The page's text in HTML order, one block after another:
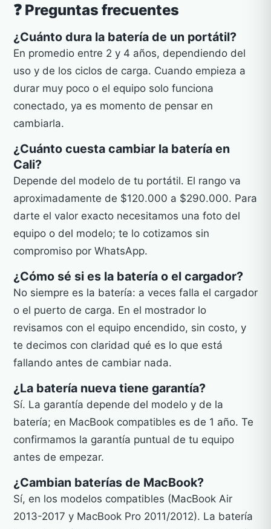
❓ Preguntas frecuentes
¿Cuánto dura la batería de un portátil?
En promedio entre 2 y 4 años, dependiendo del
uso y de los ciclos de carga. Cuando empieza a
durar muy poco o el equipo solo funciona
conectado, ya es momento de pensar en
cambiarla.
¿Cuánto cuesta cambiar la batería en
Cali?
Depende del modelo de tu portátil. El rango va
aproximadamente de $120.000 a $290.000. Para
darte el valor exacto necesitamos una foto del
equipo o del modelo; te lo cotizamos sin
compromiso por WhatsApp.
¿Cómo sé si es la batería o el cargador?
No siempre es la batería: a veces falla el cargador
o el puerto de carga. En el mostrador lo
revisamos con el equipo encendido, sin costo, y
te decimos con claridad qué es lo que está
fallando antes de cambiar nada.
¿La batería nueva tiene garantía?
Sí. La garantía depende del modelo y de la
batería; en MacBook compatibles es de 1 año. Te
confirmamos la garantía puntual de tu equipo
antes de empezar.
¿Cambian baterías de MacBook?
Sí, en los modelos compatibles (MacBook Air
2013-2017 y MacBook Pro 2011/2012). La batería